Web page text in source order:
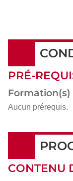
PRÉ-
Formation(s)
Aucun prérequis.
CONTENU